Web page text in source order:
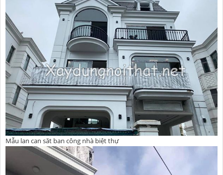
Mẫu lan can săt ban công nhà biệt thự